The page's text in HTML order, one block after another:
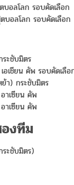
อลโลก รอบคัดเลือก
อลโลก รอบคัดเลือก
ะชับมิตร
เชียน คัพ รอบคัดเลือ
า) กระชับมิตร
าเซียน คัพ
าเซียน คัพ
งทีม
ะชับมิตร)